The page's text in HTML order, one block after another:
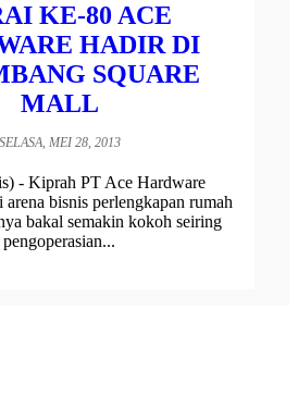
KE-80 ACE
HADIR DI
SQUARE
MALL
SELASA, MEI 28, 2013
- Kiprah PT Ace Hardware
bisnis perlengkapan rumah
bakal semakin kokoh seiring
pengoperasian...